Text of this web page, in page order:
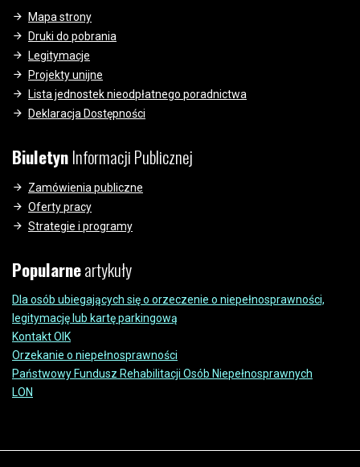
Mapa strony
Druki do pobrania
Legitymacje
Projekty unijne
Lista jednostek nieodpłatnego poradnictwa
Deklaracja Dostępności
BiuletynInformacji Publicznej
Zamówienia publiczne
Oferty pracy
Strategie i programy
Popularneartykuły
Dla osób ubiegających się o orzeczenie o niepełnosprawności,
legitymację lub kartę parkingową
Kontakt OIK
Orzekanie o niepełnosprawności
Państwowy Fundusz Rehabilitacji Osób Niepełnosprawnych
LON